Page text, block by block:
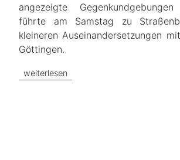
angezeigte
führte am Samstag zu
kleineren Auseinandersetzungen
Göttingen.
weiterlesen